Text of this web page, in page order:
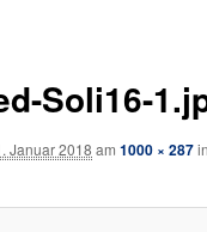
Soli16-
Januar 2018 am1000 × 287